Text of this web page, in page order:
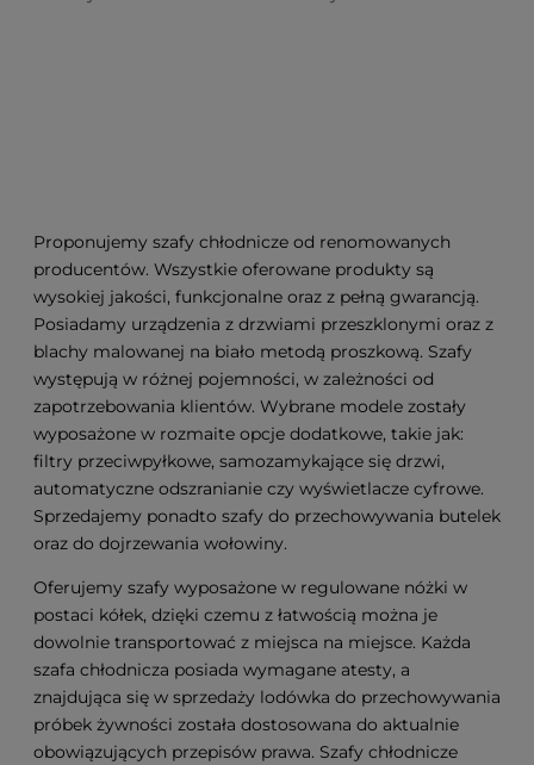
Proponujemy szafy chłodnicze od renomowanych
producentów. Wszystkie oferowane produkty są
wysokiej jakości, funkcjonalne oraz z pełną gwarancją.
Posiadamy urządzenia z drzwiami przeszklonymi oraz z
blachy malowanej na biało metodą proszkową. Szafy
występują w różnej pojemności, w zależności od
zapotrzebowania klientów. Wybrane modele zostały
wyposażone w rozmaite opcje dodatkowe, takie jak:
filtry przeciwpyłkowe, samozamykające się drzwi,
automatyczne odszranianie czy wyświetlacze cyfrowe.
Sprzedajemy ponadto szafy do przechowywania butelek
oraz do dojrzewania wołowiny.
Oferujemy szafy wyposażone w regulowane nóżki w
postaci kółek, dzięki czemu z łatwością można je
dowolnie transportować z miejsca na miejsce. Każda
szafa chłodnicza posiada wymagane atesty, a
znajdująca się w sprzedaży lodówka do przechowywania
próbek żywności została dostosowana do aktualnie
obowiązujących przepisów prawa. Szafy chłodnicze